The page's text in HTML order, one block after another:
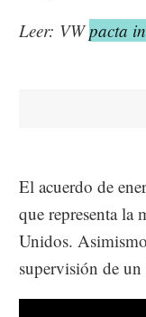
Leer: VWpacta
El acuerdo de
que representa la
Unidos.
supervisión de